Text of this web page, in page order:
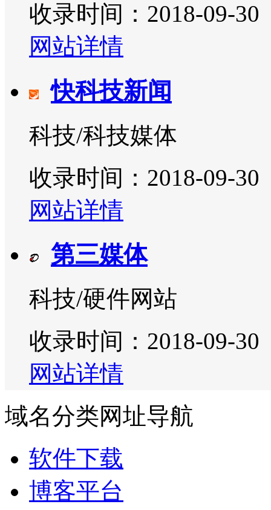
收录时间：2018-09-30
网站详情
快科技新闻
科技/科技媒体
收录时间：2018-09-30
网站详情
第三媒体
科技/硬件网站
收录时间：2018-09-30
网站详情
域名分类网址导航
软件下载
博客平台